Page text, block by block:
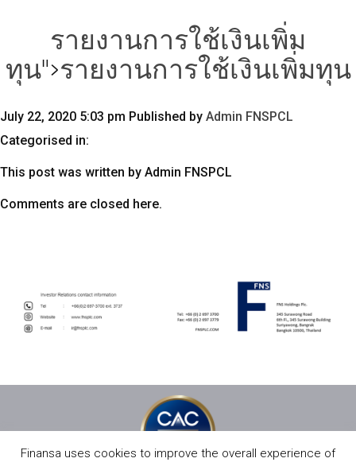
รายงานการใช้เงินเพิ่ม
ทุน">รายงานการใช้เงินเพิ่มทุน
July 22, 2020 5:03 pm Published by Admin FNSPCL
Categorised in:
This post was written by Admin FNSPCL
Comments are closed here.
Finansa uses cookies to improve the overall experience of